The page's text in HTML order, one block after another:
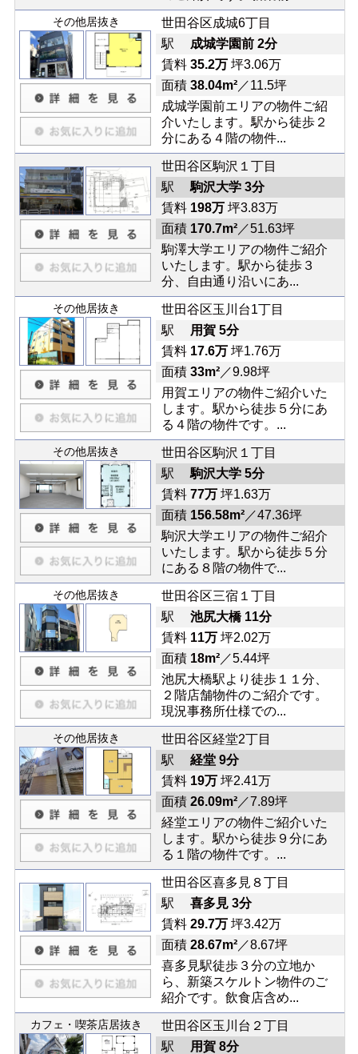
その他居抜き
世田谷区成城6丁目
駅 成城学園前 2分
賃料 35.2万坪3.06万
面積 38.04m²／11.5坪
成城学園前エリアの物件ご紹
介いたします。駅から徒歩２
分にある４階の物件...
世田谷区駒沢１丁目
駅 駒沢大学 3分
賃料 198万坪3.83万
面積 170.7m²／51.63坪
駒澤大学エリアの物件ご紹介
いたします。駅から徒歩３
分、自由通り沿いにあ...
その他居抜き
世田谷区玉川台1丁目
駅
用賀 5分
賃料 17.6万坪1.76万
面積 33m²／9.98坪
用賀エリアの物件ご紹介いた
します。駅から徒歩５分にあ
る４階の物件です。...
その他居抜き
世田谷区駒沢１丁目
駅 駒沢大学 5分
賃料 77万坪1.63万
面積 156.58m²／47.36坪
駒沢大学エリアの物件ご紹介
いたします。駅から徒歩５分
にある８階の物件で...
その他居抜き
世田谷区三宿１丁目
駅 池尻大橋 11分
賃料 11万坪2.02万
面積 18m²／5.44坪
池尻大橋駅より徒歩１１分、
２階店舗物件のご紹介です。
現況事務所仕様での...
その他居抜き
世田谷区経堂2丁目
駅 経堂 9分
賃料 19万坪2.41万
面積 26.09m²／7.89坪
経堂エリアの物件ご紹介いた
します。駅から徒歩９分にあ
る１階の物件です。...
世田谷区喜多見８丁目
駅 喜多見 3分
賃料 29.7万坪3.42万
面積 28.67m²／8.67坪
喜多見駅徒歩３分の立地か
ら、新築スケルトン物件のご
紹介です。飲食店含め...
カフェ・喫茶店居抜き
世田谷区玉川台２丁目
駅
用賀 8分